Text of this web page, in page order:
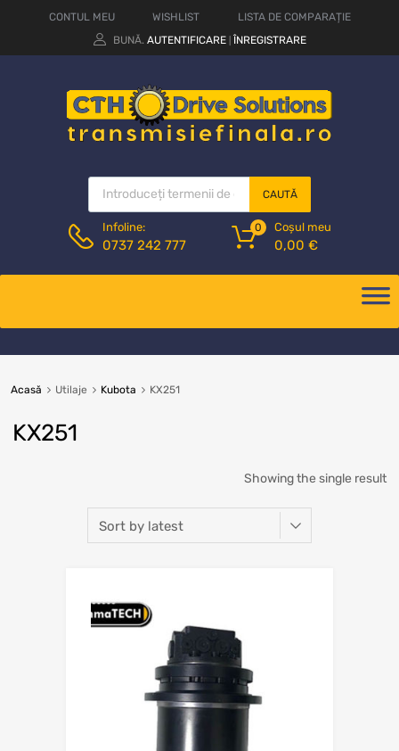
CONTUL MEU WISHLIST
LISTA DE COMPARAȚIE
BUNĂ. AUTENTIFICARE ÎNREGISTRARE
CAUTĂ
Infoline:
0737 242 777
Coșul meu
0,00 €
0
Acasă Utilaje Kubota KX251
KX251
Showing the single result